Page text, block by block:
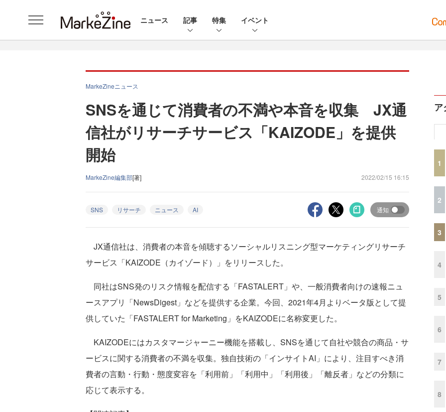
ニュース 記事 特集 イベント
MarkeZineニュース
SNSを通じて消費者の不満や本音を収集 JX通
信社がリサーチサービス「KAIZODE」を提供
開始
MarkeZine編集部[著] 2022/02/15 16:15
SNS リサーチ ニュース AI 通知
JX通信社は、消費者の本音を傾聴するソーシャルリスニング型マーケティングリサーチ
サービス「KAIZODE（カイゾード）」をリリースした。
同社はSNS発のリスク情報を配信する「FASTALERT」や、一般消費者向けの速報ニュ
ースアプリ「NewsDigest」などを提供する企業。今回、2021年4月よりベータ版として提
供していた「FASTALERT for Marketing」をKAIZODEに名称変更した。
KAIZODEにはカスタマージャーニー機能を搭載し、SNSを通じて自社や競合の商品・サ
ービスに関する消費者の不満を収集。独自技術の「インサイトAI」により、注目すべき消
費者の言動・行動・態度変容を「利用前」「利用中」「利用後」「離反者」などの分類に
応じて表示する。
ア
1
2
3
4
5
6
7
8